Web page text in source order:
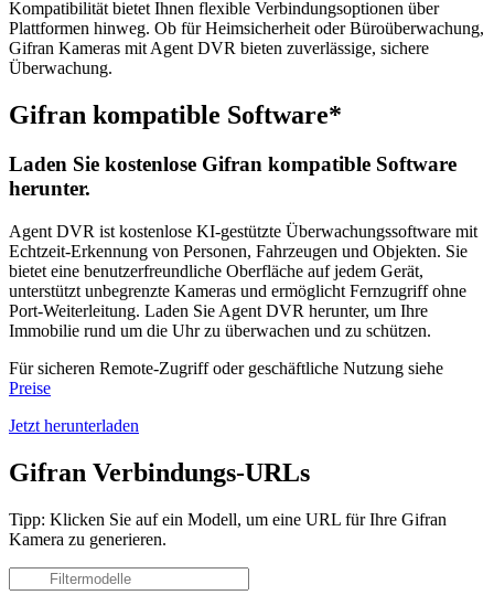
Kompatibilität bietet Ihnen flexible Verbindungsoptionen über
Plattformen hinweg. Ob für Heimsicherheit oder Büroüberwachung,
Gifran Kameras mit Agent DVR bieten zuverlässige, sichere
Überwachung.
Gifran kompatible Software*
Laden Sie kostenlose Gifran kompatible Software
herunter.
Agent DVR ist kostenlose KI-gestützte Überwachungssoftware mit
Echtzeit-Erkennung von Personen, Fahrzeugen und Objekten. Sie
bietet eine benutzerfreundliche Oberfläche auf jedem Gerät,
unterstützt unbegrenzte Kameras und ermöglicht Fernzugriff ohne
Port-Weiterleitung. Laden Sie Agent DVR herunter, um Ihre
Immobilie rund um die Uhr zu überwachen und zu schützen.
Für sicheren Remote-Zugriff oder geschäftliche Nutzung siehe
Preise
Jetzt herunterladen
Gifran Verbindungs-URLs
Tipp: Klicken Sie auf ein Modell, um eine URL für Ihre Gifran
Kamera zu generieren.